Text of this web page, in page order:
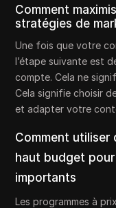
Comment
stratégies de
Une fois que votre
l’étape suivante est
compte. Cela ne
Cela signifie choisir
et adapter votre
Comment utiliser
haut budget
importants
Les programmes à